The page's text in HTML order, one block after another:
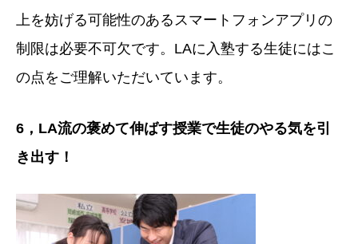
上を妨げる可能性のあるスマートフォンアプリの
制限は必要不可欠です。LAに入塾する生徒にはこ
の点をご理解いただいています。
6 ，LA流の褒めて伸ばす授業で生徒のやる気を引
き出す！